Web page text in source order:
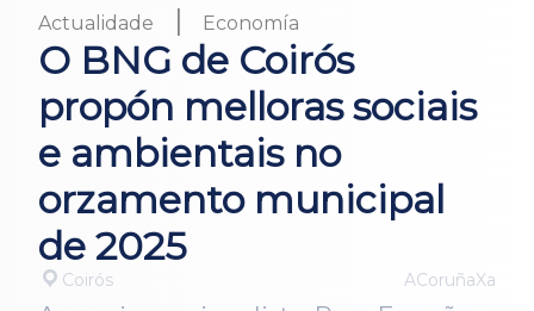
Actualidade | Economía
O BNG de Coirós
propón melloras sociais
e ambientais no
orzamento municipal
de 2025
Coirós ACoruñaXa